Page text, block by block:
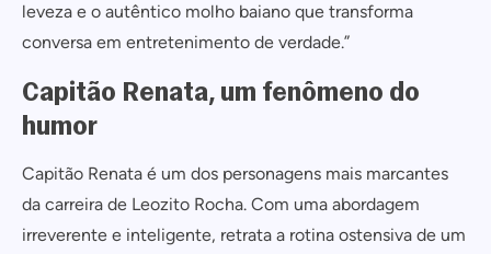
leveza e o autêntico molho baiano que transforma
conversa em entretenimento de verdade.”
Capitão Renata, um fenômeno do
humor
Capitão Renata é um dos personagens mais marcantes
da carreira de Leozito Rocha. Com uma abordagem
irreverente e inteligente, retrata a rotina ostensiva de um